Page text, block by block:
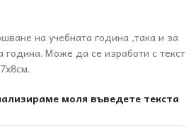
на учебната година ,така и за
година. Може да се изработи с текст
моля въведете текста